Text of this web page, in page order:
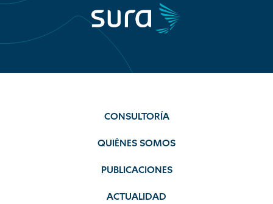
CONSULTORÍA
QUIÉNES SOMOS
PUBLICACIONES
ACTUALIDAD